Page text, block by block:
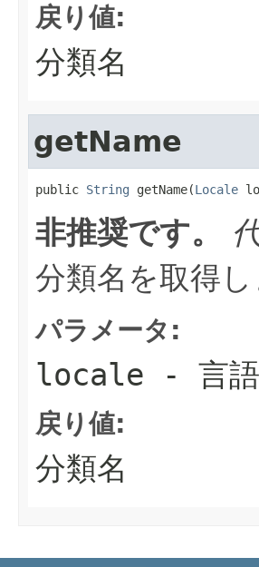
戻り値:
分類名
getName
public String getName(Locale
非推奨です。
分類名を取得し
パラメータ:
locale - 言語
戻り値:
分類名